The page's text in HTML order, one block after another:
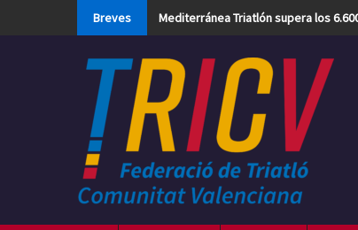
Breves Mediterránea Triatlón supera los